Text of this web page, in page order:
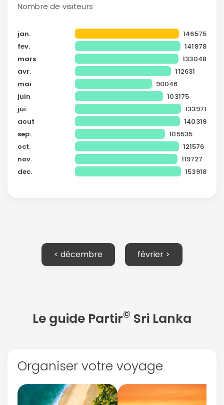
Nombre de visiteurs
jan.
146575
fev.
141878
mars
133048
avr.
112631
mai
90046
juin
103175
jui.
133971
aout
140319
sep.
105535
oct.
121576
nov.
119727
dec.
153918
< décembre février >
Le guide Partir© Sri Lanka
Organiser votre voyage